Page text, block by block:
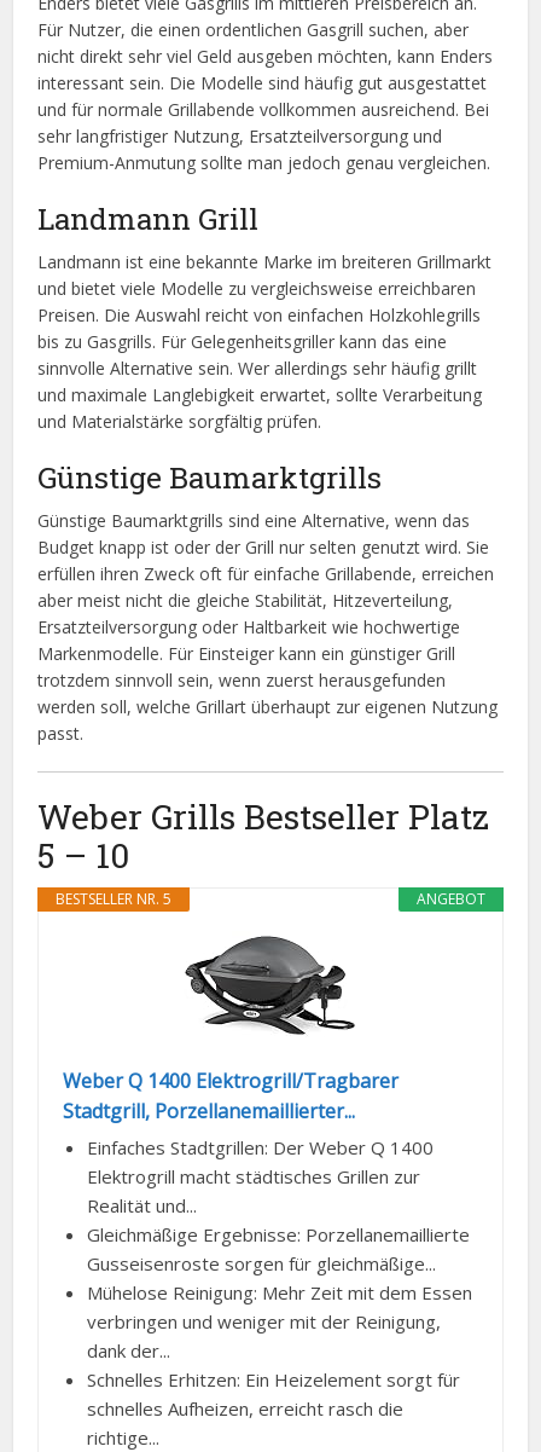
Für Nutzer, die einen ordentlichen Gasgrill suchen, aber
nicht direkt sehr viel Geld ausgeben möchten, kann Enders
interessant sein. Die Modelle sind häufig gut ausgestattet
und für normale Grillabende vollkommen ausreichend. Bei
sehr langfristiger Nutzung, Ersatzteilversorgung und
Premium-Anmutung sollte man jedoch genau vergleichen.
Landmann Grill
Landmann ist eine bekannte Marke im breiteren Grillmarkt
und bietet viele Modelle zu vergleichsweise erreichbaren
Preisen. Die Auswahl reicht von einfachen Holzkohlegrills
bis zu Gasgrills. Für Gelegenheitsgriller kann das eine
sinnvolle Alternative sein. Wer allerdings sehr häufig grillt
und maximale Langlebigkeit erwartet, sollte Verarbeitung
und Materialstärke sorgfältig prüfen.
Günstige Baumarktgrills
Günstige Baumarktgrills sind eine Alternative, wenn das
Budget knapp ist oder der Grill nur selten genutzt wird. Sie
erfüllen ihren Zweck oft für einfache Grillabende, erreichen
aber meist nicht die gleiche Stabilität, Hitzeverteilung,
Ersatzteilversorgung oder Haltbarkeit wie hochwertige
Markenmodelle. Für Einsteiger kann ein günstiger Grill
trotzdem sinnvoll sein, wenn zuerst herausgefunden
werden soll, welche Grillart überhaupt zur eigenen Nutzung
passt.
Weber Grills Bestseller Platz
5 – 10
ANGEBOT
BESTSELLER NR. 5
Weber Q 1400 Elektrogrill/Tragbarer
Stadtgrill, Porzellanemaillierter...
Einfaches Stadtgrillen: Der Weber Q 1400
Elektrogrill macht städtisches Grillen zur
Realität und...
Gleichmäßige Ergebnisse: Porzellanemaillierte
Gusseisenroste sorgen für gleichmäßige...
Mühelose Reinigung: Mehr Zeit mit dem Essen
verbringen und weniger mit der Reinigung,
dank der...
Schnelles Erhitzen: Ein Heizelement sorgt für
schnelles Aufheizen, erreicht rasch die
richtige...